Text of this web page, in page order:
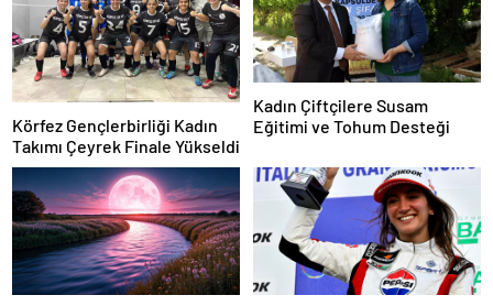
Körfez Gençlerbirliği Kadın
Takımı Çeyrek Finale Yükseldi
Kadın Çiftçilere Susam
Eğitimi ve Tohum Desteği